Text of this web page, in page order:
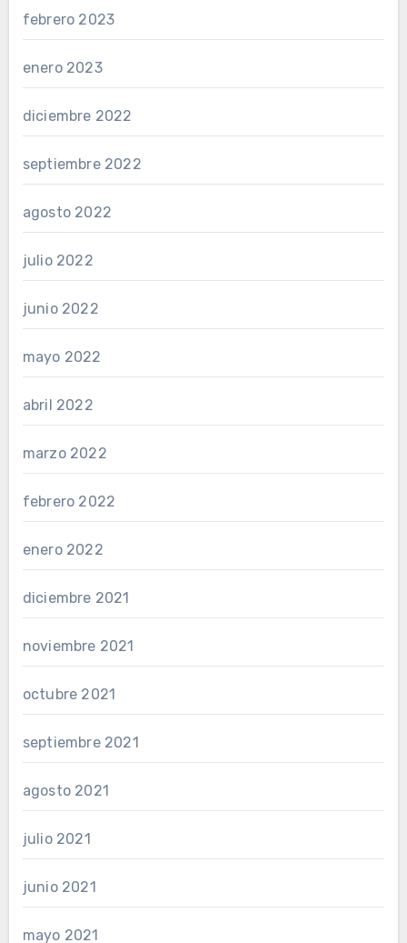
febrero 2023
enero 2023
diciembre 2022
septiembre 2022
agosto 2022
julio 2022
junio 2022
mayo 2022
abril 2022
marzo 2022
febrero 2022
enero 2022
diciembre 2021
noviembre 2021
octubre 2021
septiembre 2021
agosto 2021
julio 2021
junio 2021
mayo 2021